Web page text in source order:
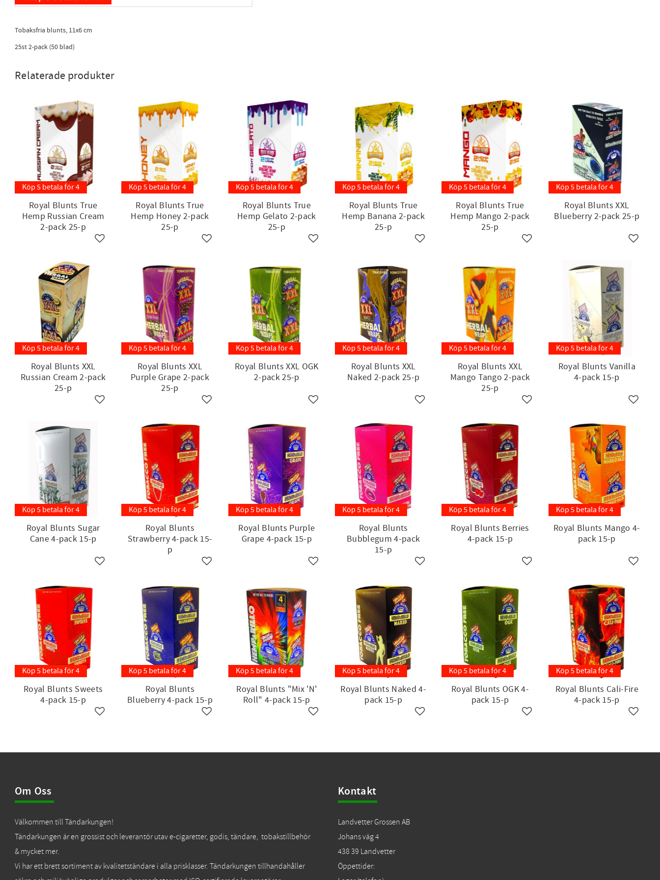
Tobaksfria blunts, 11x6 cm
25st 2-pack (50 blad)
Relaterade produkter
Köp 5 betala för 4
Royal Blunts True
Hemp Russian Cream
2-pack 25-p
Lägg till i favoriter
Köp 5 betala för 4
Royal Blunts True
Hemp Honey 2-pack
25-p
Lägg till i favoriter
Köp 5 betala för 4
Royal Blunts True
Hemp Gelato 2-pack
25-p
Lägg till i favoriter
Köp 5 betala för 4
Royal Blunts True
Hemp Banana 2-pack
25-p
Lägg till i favoriter
Köp 5 betala för 4
Royal Blunts True
Hemp Mango 2-pack
25-p
Lägg till i favoriter
Köp 5 betala för 4
Royal Blunts XXL
Blueberry 2-pack 25-p
Lägg
Köp 5 betala för 4
Royal Blunts XXL
Russian Cream 2-pack
25-p
Lägg till i favoriter
Köp 5 betala för 4
Royal Blunts XXL
Purple Grape 2-pack
25-p
Lägg till i favoriter
Köp 5 betala för 4
Royal Blunts XXL OGK
2-pack 25-p
Lägg till i favoriter
Köp 5 betala för 4
Royal Blunts XXL
Naked 2-pack 25-p
Lägg till i favoriter
Köp 5 betala för 4
Royal Blunts XXL
Mango Tango 2-pack
25-p
Lägg till i favoriter
Köp 5 betala för 4
Royal Blunts Vanilla
4-pack 15-p
Lägg
Köp 5 betala för 4
Royal Blunts Sugar
Cane 4-pack 15-p
Lägg till i favoriter
Köp 5 betala för 4
Royal Blunts
Strawberry 4-pack 15-
p
Lägg till i favoriter
Köp 5 betala för 4
Royal Blunts Purple
Grape 4-pack 15-p
Lägg till i favoriter
Köp 5 betala för 4
Royal Blunts
Bubblegum 4-pack
15-p
Lägg till i favoriter
Köp 5 betala för 4
Royal Blunts Berries
4-pack 15-p
Lägg till i favoriter
Köp 5 betala för 4
Royal Blunts Mango 4-
pack 15-p
Lägg
Köp 5 betala för 4
Royal Blunts Sweets
4-pack 15-p
Lägg till i favoriter
Köp 5 betala för 4
Royal Blunts
Blueberry 4-pack 15-p
Lägg till i favoriter
Köp 5 betala för 4
Royal Blunts "Mix 'N'
Roll" 4-pack 15-p
Lägg till i favoriter
Köp 5 betala för 4
Royal Blunts Naked 4-
pack 15-p
Lägg till i favoriter
Köp 5 betala för 4
Royal Blunts OGK 4-
pack 15-p
Lägg till i favoriter
Köp 5 betala för 4
Royal Blunts Cali-Fire
4-pack 15-p
Lägg
Om Oss
Välkommen till Tändarkungen!
Tändarkungen är en grossist och leverantör utav e-cigaretter, godis, tändare, tobakstillbehör
& mycket mer.
Vi har ett brett sortiment av kvalitetständare i alla prisklasser. Tändarkungen tillhandahåller
Kontakt
Landvetter Grossen AB
Johans väg 4
438 39 Landvetter
Öppettider: